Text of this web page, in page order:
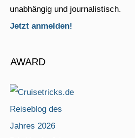
unabhängig und journalistisch.
Jetzt anmelden!
AWARD